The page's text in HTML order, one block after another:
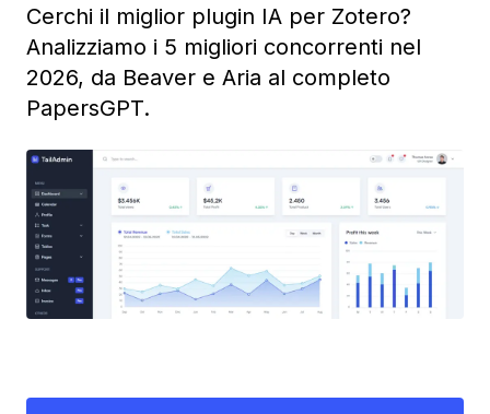
Cerchi il miglior plugin IA per Zotero?
Analizziamo i 5 migliori concorrenti nel
2026, da Beaver e Aria al completo
PapersGPT.